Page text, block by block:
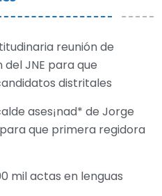
reunión de
JNE para que
distritales
ases¡nad* de Jorge
que primera regidora
mil actas en lenguas